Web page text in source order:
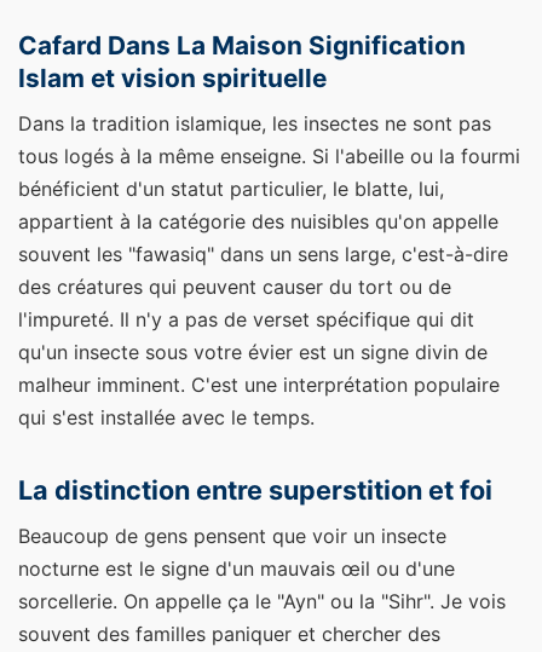
Cafard Dans La Maison Signification
Islam et vision spirituelle
Dans la tradition islamique, les insectes ne sont pas
tous logés à la même enseigne. Si l'abeille ou la fourmi
bénéficient d'un statut particulier, le blatte, lui,
appartient à la catégorie des nuisibles qu'on appelle
souvent les "fawasiq" dans un sens large, c'est-à-dire
des créatures qui peuvent causer du tort ou de
l'impureté. Il n'y a pas de verset spécifique qui dit
qu'un insecte sous votre évier est un signe divin de
malheur imminent. C'est une interprétation populaire
qui s'est installée avec le temps.
La distinction entre superstition et foi
Beaucoup de gens pensent que voir un insecte
nocturne est le signe d'un mauvais œil ou d'une
sorcellerie. On appelle ça le "Ayn" ou la "Sihr". Je vois
souvent des familles paniquer et chercher des